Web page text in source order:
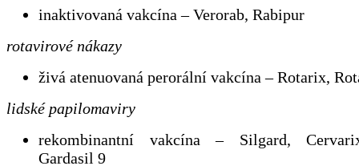
inaktivovaná vakcína – Verorab, Rabipur
rotavirové nákazy
živá atenuovaná perorální vakcína – Rotarix,
lidské papilomaviry
rekombinantní vakcína – Silgard,
Gardasil 9